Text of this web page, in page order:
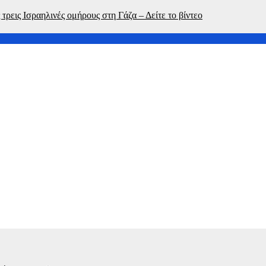
Ισραηλινές ομήρους στη Γάζα – Δείτε το βίντεο